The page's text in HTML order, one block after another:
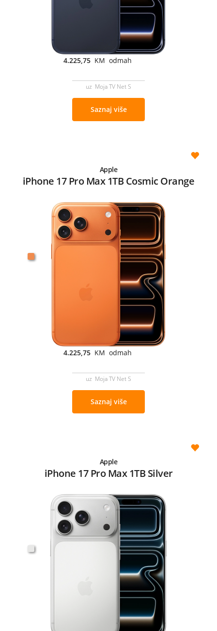
4.225,75 KM odmah
uz Moja TV Net S
Saznaj više
Apple
iPhone 17 Pro Max 1TB Cosmic Orange
4.225,75 KM odmah
uz Moja TV Net S
Saznaj više
Apple
iPhone 17 Pro Max 1TB Silver